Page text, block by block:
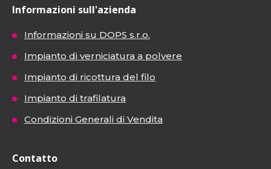
Informazioni sull'azienda
Informazioni su DOPS s.r.o.
Impianto di verniciatura a polvere
Impianto di ricottura del filo
Impianto di trafilatura
Condizioni Generali di Vendita
Contatto